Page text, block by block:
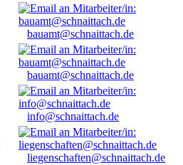
bauamt@schnaittach.de
bauamt@schnaittach.de
info@schnaittach.de
liegenschaften@schnaittach.de